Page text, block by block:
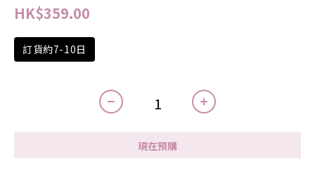
HK$359.00
訂貨約7-10日
現在預購